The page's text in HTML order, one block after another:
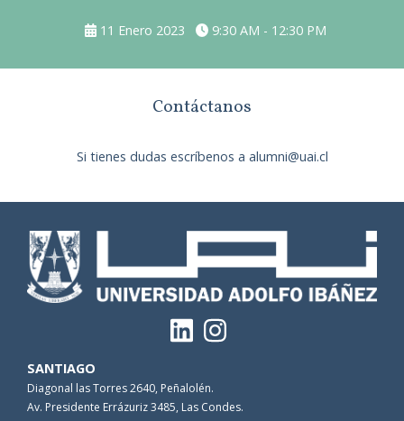
11 Enero 2023 9:30 AM - 12:30 PM
Contáctanos
Si tienes dudas escríbenos a alumni@uai.cl
SANTIAGO
Diagonal las Torres 2640, Peñalolén.
Av. Presidente Errázuriz 3485, Las Condes.